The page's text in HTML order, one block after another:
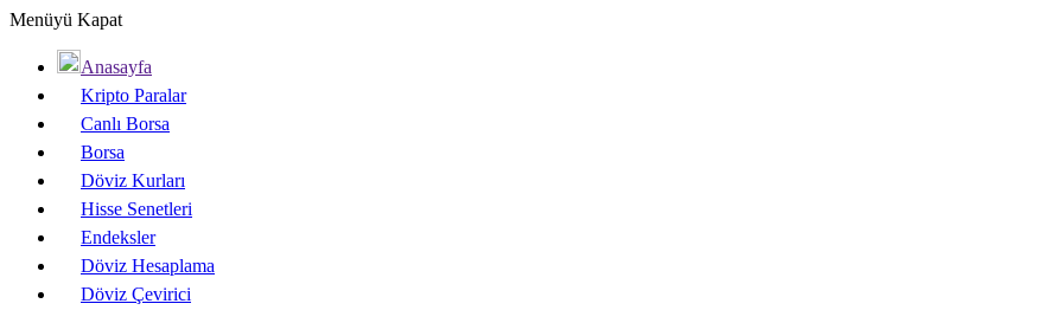
Menüyü Kapat
Anasayfa
Kripto Paralar
Canlı Borsa
Borsa
Döviz Kurları
Hisse Senetleri
Endeksler
Döviz Hesaplama
Döviz Çevirici